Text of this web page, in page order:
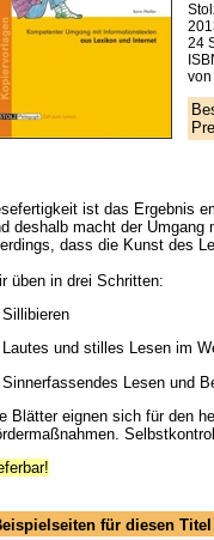
24
von
ist das Ergebnis
deshalb macht der
dass die Kunst des
üben in drei Schritten:
und stilles Lesen im
Lesen und
Blätter eignen sich für den
für diesen